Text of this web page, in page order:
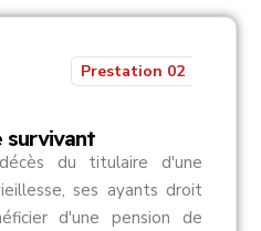
Prestation 02
survivant
du titulaire d'une
ses ayants droit
d'une pension de